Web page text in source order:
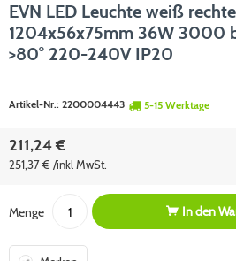
EVN LED Leuchte weiß
1204x56x75mm 36W
>80° 220-240V IP20
Artikel-Nr.: 2200004443 5-15 Werktage
211,24 €
251,37 € /inkl MwSt.
Menge In den